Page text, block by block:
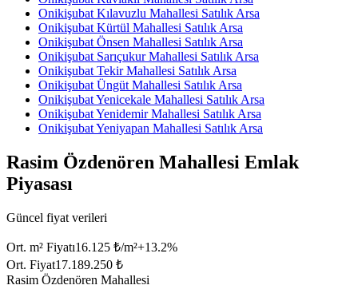
Onikişubat Kılavuzlu Mahallesi Satılık Arsa
Onikişubat Kürtül Mahallesi Satılık Arsa
Onikişubat Önsen Mahallesi Satılık Arsa
Onikişubat Sarıçukur Mahallesi Satılık Arsa
Onikişubat Tekir Mahallesi Satılık Arsa
Onikişubat Üngüt Mahallesi Satılık Arsa
Onikişubat Yenicekale Mahallesi Satılık Arsa
Onikişubat Yenidemir Mahallesi Satılık Arsa
Onikişubat Yeniyapan Mahallesi Satılık Arsa
Rasim Özdenören Mahallesi Emlak
Piyasası
Güncel fiyat verileri
Ort. m² Fiyatı16.125 ₺/m²+13.2%
Ort. Fiyat17.189.250 ₺
Rasim Özdenören Mahallesi